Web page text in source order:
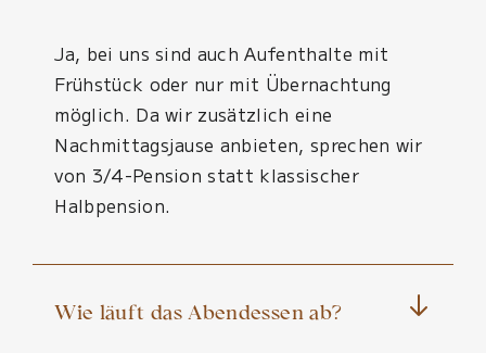
Ja, bei uns sind auch Aufenthalte mit
Frühstück oder nur mit Übernachtung
möglich. Da wir zusätzlich eine
Nachmittagsjause anbieten, sprechen wir
von 3/4-Pension statt klassischer
Halbpension.
Wie läuft das Abendessen ab?